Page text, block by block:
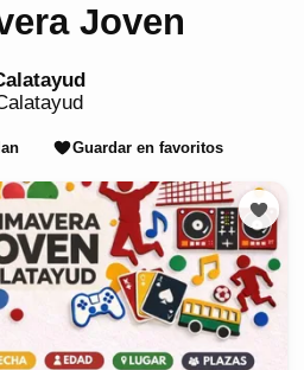
Joven
Guardar en favoritos